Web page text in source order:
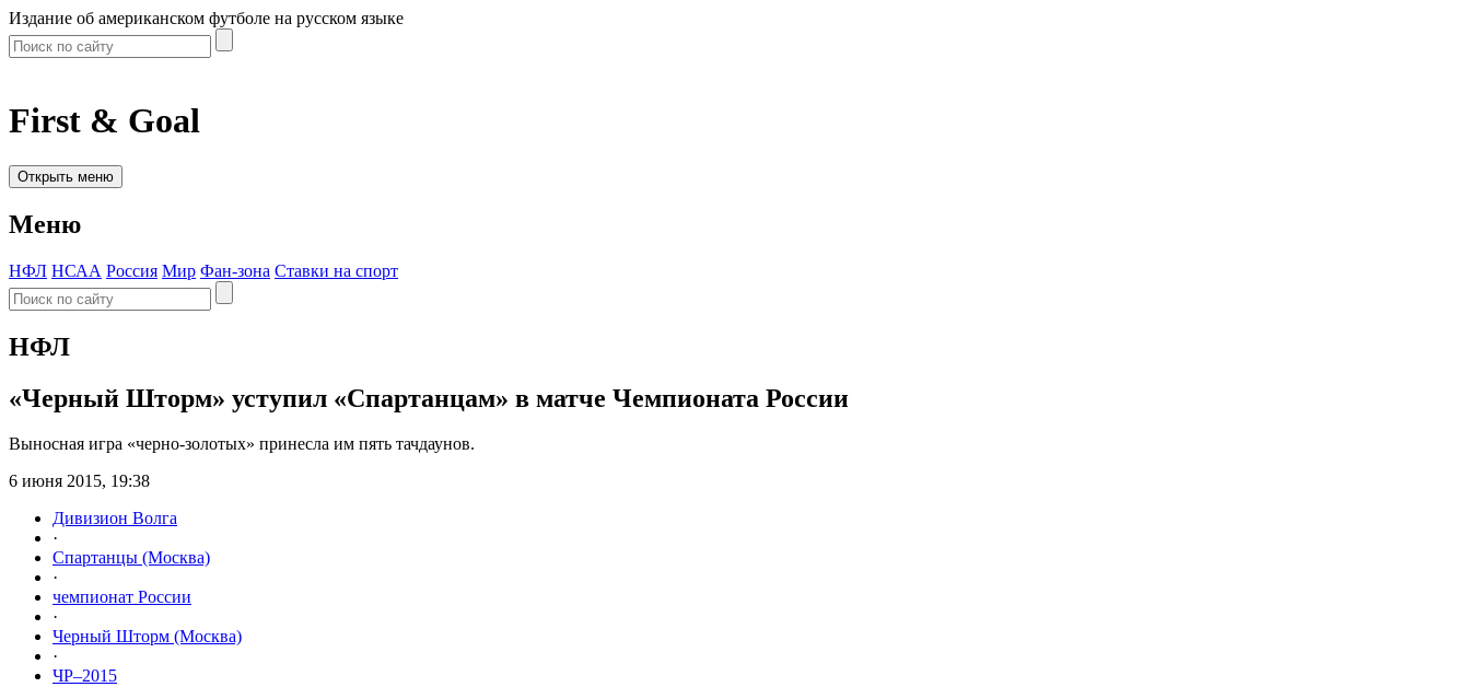
Издание об американском футболе на русском языке
First & Goal
Открыть меню
Меню
НФЛ НСАА Россия Мир Фан-зона Ставки на спорт
НФЛ
«Черный Шторм» уступил «Спартанцам» в матче Чемпионата России
Выносная игра «черно-золотых» принесла им пять тачдаунов.
6 июня 2015, 19:38
Дивизион Волга
·
Спартанцы (Москва)
·
чемпионат России
·
Черный Шторм (Москва)
·
ЧР–2015